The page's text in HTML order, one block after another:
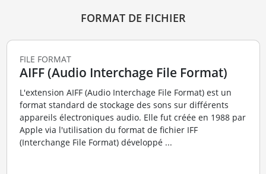
FORMAT DE FICHIER
FILE FORMAT
AIFF (Audio Interchage File Format)
L'extension AIFF (Audio Interchage File Format) est un
format standard de stockage des sons sur différents
appareils électroniques audio. Elle fut créée en 1988 par
Apple via l'utilisation du format de fichier IFF
(Interchange File Format) développé ...